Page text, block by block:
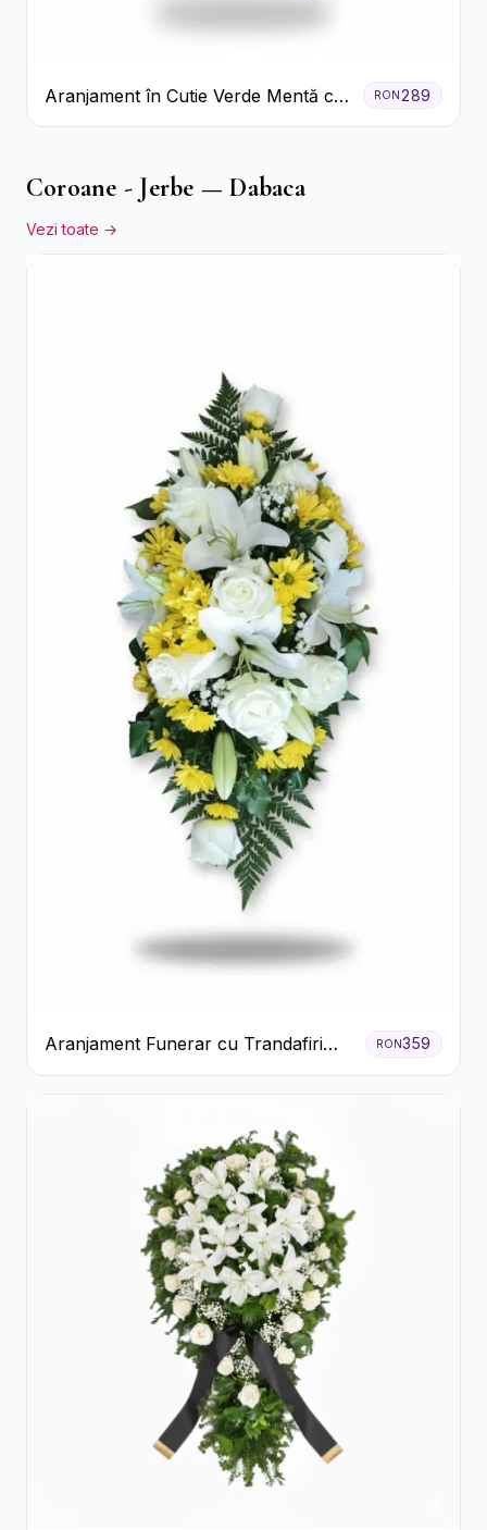
Aranjament în Cutie Verde Mentă cu
Trandafiri și Alstroemeria
RON289
Coroane - Jerbe — Dabaca
Vezi toate →
Aranjament Funerar cu Trandafiri
Albi Crizanteme Galbene și Crini
RON359